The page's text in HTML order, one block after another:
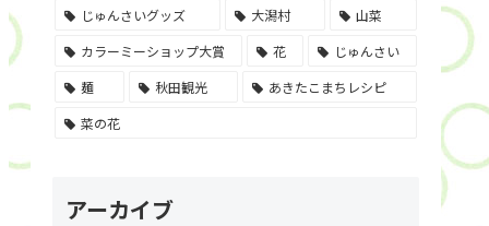
じゅんさいグッズ
大潟村
山菜
カラーミーショップ大賞
花
じゅんさい
麺
秋田観光
あきたこまちレシピ
菜の花
アーカイブ